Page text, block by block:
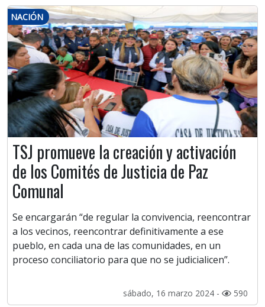
NACIÓN
TSJ promueve la creación y activación
de los Comités de Justicia de Paz
Comunal
Se encargarán “de regular la convivencia, reencontrar
a los vecinos, reencontrar definitivamente a ese
pueblo, en cada una de las comunidades, en un
proceso conciliatorio para que no se judicialicen”.
sábado, 16 marzo 2024 - 590